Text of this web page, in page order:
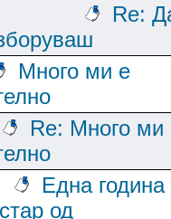
Re:
Много ми е
Re: Много ми
Една година
од